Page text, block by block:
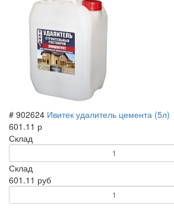
# 902624 Ивитек удалитель цемента (5л)
601.11 р
Склад
Склад
601.11 руб